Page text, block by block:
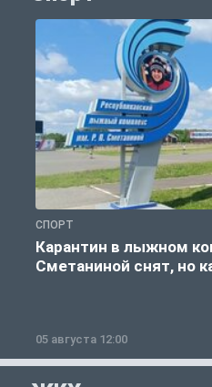
СПОРТ
Карантин в лыжном
Сметаниной снят, но
05 августа 12:00